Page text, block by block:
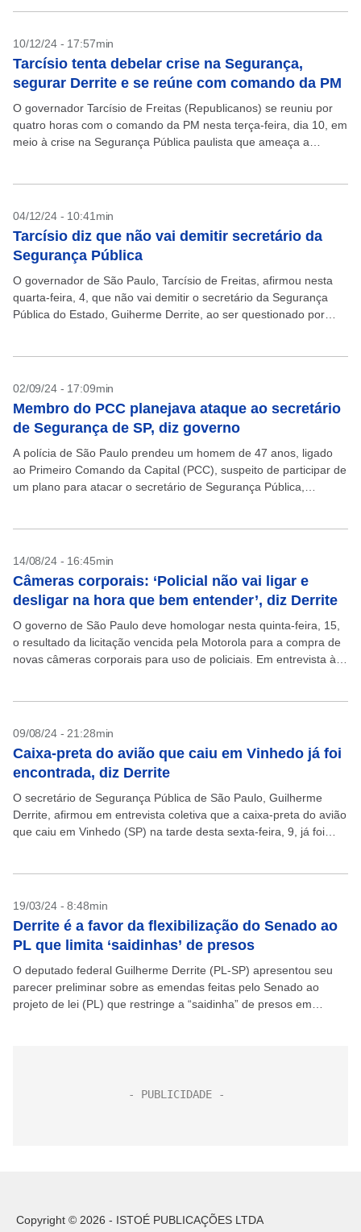
10/12/24 - 17:57min
Tarcísio tenta debelar crise na Segurança,
segurar Derrite e se reúne com comando da PM
O governador Tarcísio de Freitas (Republicanos) se reuniu por
quatro horas com o comando da PM nesta terça-feira, dia 10, em
meio à crise na Segurança Pública paulista que ameaça a
04/12/24 - 10:41min
Tarcísio diz que não vai demitir secretário da
Segurança Pública
O governador de São Paulo, Tarcísio de Freitas, afirmou nesta
quarta-feira, 4, que não vai demitir o secretário da Segurança
Pública do Estado, Guiherme Derrite, ao ser questionado por
02/09/24 - 17:09min
Membro do PCC planejava ataque ao secretário
de Segurança de SP, diz governo
A polícia de São Paulo prendeu um homem de 47 anos, ligado
ao Primeiro Comando da Capital (PCC), suspeito de participar de
um plano para atacar o secretário de Segurança Pública,
14/08/24 - 16:45min
Câmeras corporais: ‘Policial não vai ligar e
desligar na hora que bem entender’, diz Derrite
O governo de São Paulo deve homologar nesta quinta-feira, 15,
o resultado da licitação vencida pela Motorola para a compra de
novas câmeras corporais para uso de policiais. Em entrevista à
09/08/24 - 21:28min
Caixa-preta do avião que caiu em Vinhedo já foi
encontrada, diz Derrite
O secretário de Segurança Pública de São Paulo, Guilherme
Derrite, afirmou em entrevista coletiva que a caixa-preta do avião
que caiu em Vinhedo (SP) na tarde desta sexta-feira, 9, já foi
19/03/24 - 8:48min
Derrite é a favor da flexibilização do Senado ao
PL que limita ‘saidinhas’ de presos
O deputado federal Guilherme Derrite (PL-SP) apresentou seu
parecer preliminar sobre as emendas feitas pelo Senado ao
projeto de lei (PL) que restringe a “saidinha” de presos em
Copyright © 2026 - ISTOÉ PUBLICAÇÕES LTDA